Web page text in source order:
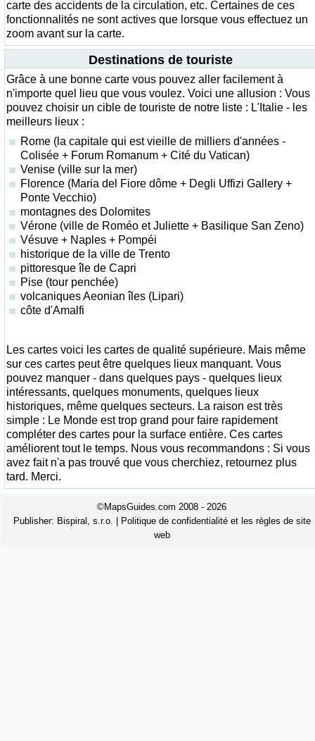
carte des accidents de la circulation, etc. Certaines de ces
fonctionnalités ne sont actives que lorsque vous effectuez un
zoom avant sur la carte.
Destinations de touriste
Grâce à une bonne carte vous pouvez aller facilement à
n'importe quel lieu que vous voulez. Voici une allusion : Vous
pouvez choisir un cible de touriste de notre liste : L'Italie - les
meilleurs lieux :
Rome (la capitale qui est vieille de milliers d'années -
Colisée + Forum Romanum + Cité du Vatican)
Venise (ville sur la mer)
Florence (Maria del Fiore dôme + Degli Uffizi Gallery +
Ponte Vecchio)
montagnes des Dolomites
Vérone (ville de Roméo et Juliette + Basilique San Zeno)
Vésuve + Naples + Pompéi
historique de la ville de Trento
pittoresque île de Capri
Pise (tour penchée)
volcaniques Aeonian îles (Lipari)
côte d'Amalfi
Les cartes voici les cartes de qualité supérieure. Mais même
sur ces cartes peut être quelques lieux manquant. Vous
pouvez manquer - dans quelques pays - quelques lieux
intéressants, quelques monuments, quelques lieux
historiques, même quelques secteurs. La raison est très
simple : Le Monde est trop grand pour faire rapidement
compléter des cartes pour la surface entière. Ces cartes
améliorent tout le temps. Nous vous recommandons : Si vous
avez fait n'a pas trouvé que vous cherchiez, retournez plus
tard. Merci.
©MapsGuides.com 2008 - 2026
Publisher: Bispiral, s.r.o.
Politique de confidentialité et les règles de site
web